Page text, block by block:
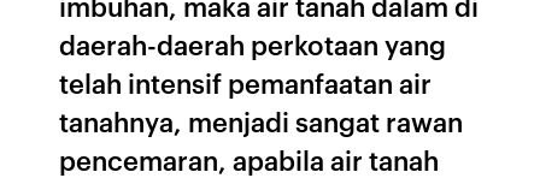
daerah-daerah perkotaan yang
telah intensif pemanfaatan air
tanahnya, menjadi sangat rawan
pencemaran, apabila air tanah